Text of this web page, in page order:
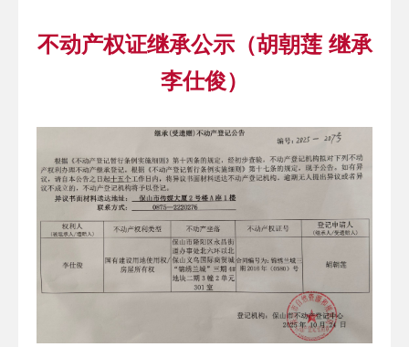
不动产权证继承公示（胡朝莲 继承
李仕俊）